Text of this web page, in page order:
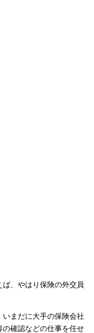
、やはり保険の外交員
まだに大手の保険会社
の確認などの仕事を任せ